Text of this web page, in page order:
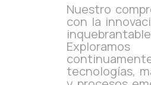
Nuestro
con la
Exploramos
tecnologías,